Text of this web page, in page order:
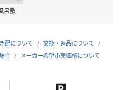
い。いずれの場合も速やかに専
場合は、石けん等でよく洗い
呂敷
配について
交換・返品について
合
メーカー希望小売価格について